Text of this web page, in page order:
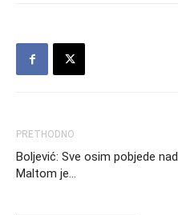
PRETHODNO
Boljević: Sve osim pobjede nad
Maltom je…